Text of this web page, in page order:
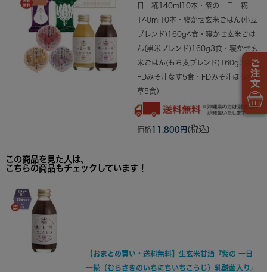
日一糀140ml10本・紫の一日一糀
140ml10本・寝かせ玄米ごはん(小豆
ブレンド)160g4食・寝かせ玄米ごは
ん(黒米ブレンド)160g3食・寝かせ玄
米ごはん(もち麦ブレンド)160g3食・
FDみそ汁なす5食・FDみそ汁ほうれん
草5食）
価格11,800円 (税込)
この商品を見た人は、
こちらの商品もチェックしています！
【おまとめ買い・送料無料】生玄米甘酒『紫の 一日
一糀（むらさきのいちにちいちこうじ）乳酸菌入り』